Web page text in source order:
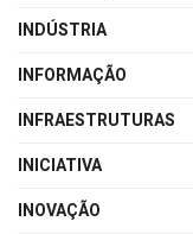
INDÚSTRIA
INFORMAÇÃO
INFRAESTRUTURAS
INICIATIVA
INOVAÇÃO